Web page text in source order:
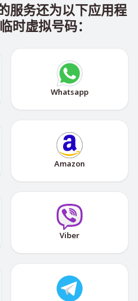
服务还为以下应用程
时虚拟号码：
Whatsapp
Amazon
Viber